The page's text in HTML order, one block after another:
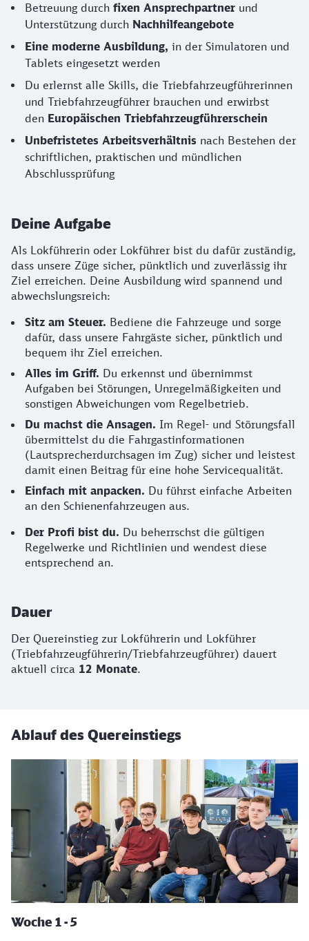
Betreuung durch fixen Ansprechpartner und
Unterstützung durch Nachhilfeangebote
Eine moderne Ausbildung, in der Simulatoren und
Tablets eingesetzt werden
Du erlernst alle Skills, die Triebfahrzeugführerinnen
und Triebfahrzeugführer brauchen und erwirbst
den Europäischen Triebfahrzeugführerschein
Unbefristetes Arbeitsverhältnis nach Bestehen der
schriftlichen, praktischen und mündlichen
Abschlussprüfung
Deine Aufgabe
Als Lokführerin oder Lokführer bist du dafür zuständig,
dass unsere Züge sicher, pünktlich und zuverlässig ihr
Ziel erreichen. Deine Ausbildung wird spannend und
abwechslungsreich:
Sitz am Steuer. Bediene die Fahrzeuge und sorge
dafür, dass unsere Fahrgäste sicher, pünktlich und
bequem ihr Ziel erreichen.
Alles im Griff. Du erkennst und übernimmst
Aufgaben bei Störungen, Unregelmäßigkeiten und
sonstigen Abweichungen vom Regelbetrieb.
Du machst die Ansagen. Im Regel- und Störungsfall
übermittelst du die Fahrgastinformationen
(Lautsprecherdurchsagen im Zug) sicher und leistest
damit einen Beitrag für eine hohe Servicequalität.
Einfach mit anpacken. Du führst einfache Arbeiten
an den Schienenfahrzeugen aus.
Der Profi bist du. Du beherrschst die gültigen
Regelwerke und Richtlinien und wendest diese
entsprechend an.
Dauer
Der Quereinstieg zur Lokführerin und Lokführer
(Triebfahrzeugführerin/Triebfahrzeugführer) dauert
aktuell circa 12 Monate.
Ablauf des Quereinstiegs
Woche 1 - 5